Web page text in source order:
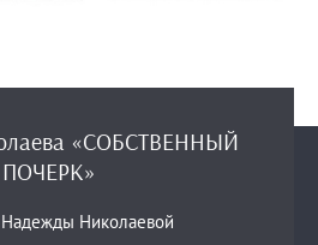
«СОБСТВЕННЫЙ
ПОЧЕРК»
Надежды Николаевой